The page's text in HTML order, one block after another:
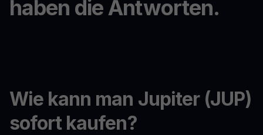
haben die Antworten.
Wie kann man Jupiter (JUP)
sofort kaufen?